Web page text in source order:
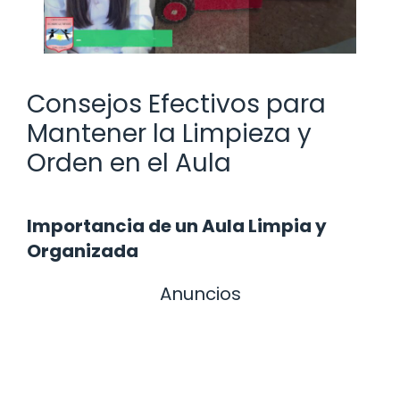
Consejos Efectivos para
Mantener la Limpieza y
Orden en el Aula
Importancia de un Aula Limpia y
Organizada
Anuncios